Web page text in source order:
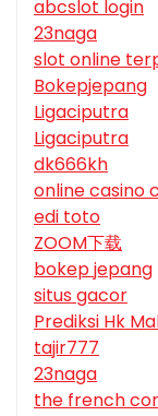
abcslot login
23naga
slot online
Bokepjepang
Ligaciputra
Ligaciputra
dk666kh
online casino
edi toto
ZOOM下载
bokep jepang
situs gacor
Prediksi Hk
tajir777
23naga
the french